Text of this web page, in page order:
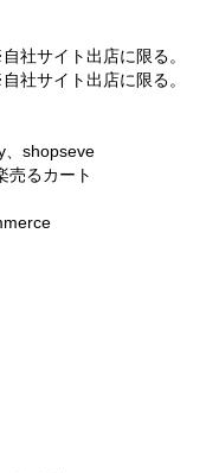
社サイト出店に限る。
社サイト出店に限る。
shopseve
るカート